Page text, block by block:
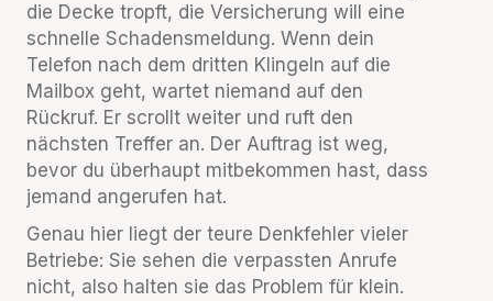
die Decke tropft, die Versicherung will eine
schnelle Schadensmeldung. Wenn dein
Telefon nach dem dritten Klingeln auf die
Mailbox geht, wartet niemand auf den
Rückruf. Er scrollt weiter und ruft den
nächsten Treffer an. Der Auftrag ist weg,
bevor du überhaupt mitbekommen hast, dass
jemand angerufen hat.
Genau hier liegt der teure Denkfehler vieler
Betriebe: Sie sehen die verpassten Anrufe
nicht, also halten sie das Problem für klein.